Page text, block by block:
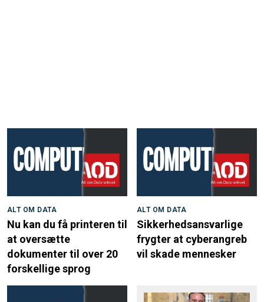
ALT OM DATA
Nu kan du få printeren til
at oversætte
dokumenter til over 20
forskellige sprog
ALT OM DATA
Sikkerhedsansvarlige
frygter at cyberangreb
vil skade mennesker